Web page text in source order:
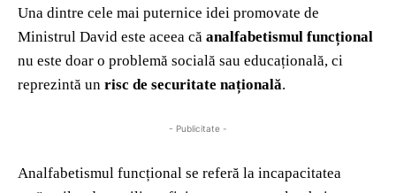
Una dintre cele mai puternice idei promovate de
Ministrul David este aceea că analfabetismul funcțional
nu este doar o problemă socială sau educațională, ci
reprezintă un risc de securitate națională.
- Publicitate -
Analfabetismul funcțional se referă la incapacitatea